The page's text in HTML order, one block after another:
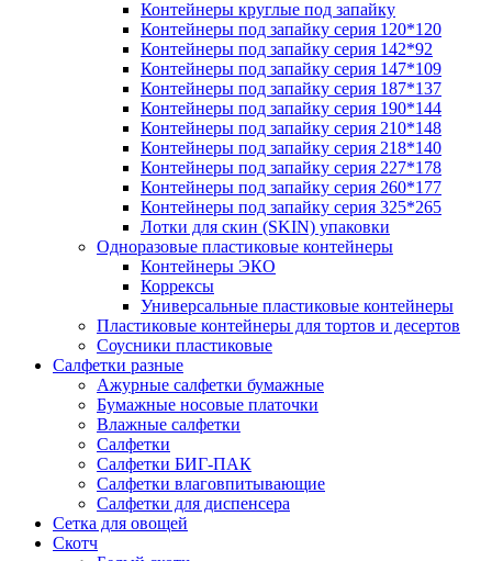
Контейнеры круглые под запайку
Контейнеры под запайку серия 120*120
Контейнеры под запайку серия 142*92
Контейнеры под запайку серия 147*109
Контейнеры под запайку серия 187*137
Контейнеры под запайку серия 190*144
Контейнеры под запайку серия 210*148
Контейнеры под запайку серия 218*140
Контейнеры под запайку серия 227*178
Контейнеры под запайку серия 260*177
Контейнеры под запайку серия 325*265
Лотки для скин (SKIN) упаковки
Одноразовые пластиковые контейнеры
Контейнеры ЭКО
Коррексы
Универсальные пластиковые контейнеры
Пластиковые контейнеры для тортов и десертов
Соусники пластиковые
Салфетки разные
Ажурные салфетки бумажные
Бумажные носовые платочки
Влажные салфетки
Салфетки
Салфетки БИГ-ПАК
Салфетки влаговпитывающие
Салфетки для диспенсера
Сетка для овощей
Скотч